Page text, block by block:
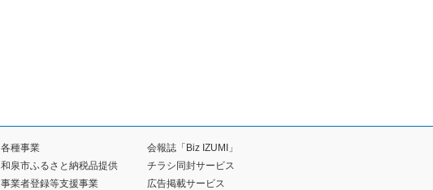
各種事業
和泉市ふるさと納税品提供
事業者登録等支援事業
会報誌「Biz IZUMI」
チラシ同封サービス
広告掲載サービス